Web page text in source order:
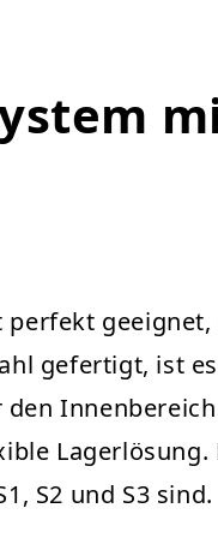
perfekt
gefertigt, ist
S2 und S3